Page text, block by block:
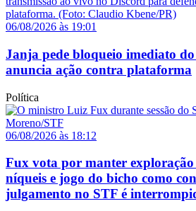
06/08/2026 às 19:01
Janja pede bloqueio imediato
anuncia ação contra plataforma
Política
06/08/2026 às 18:12
Fux vota por manter exploração
níqueis e jogo do bicho como
julgamento no STF é